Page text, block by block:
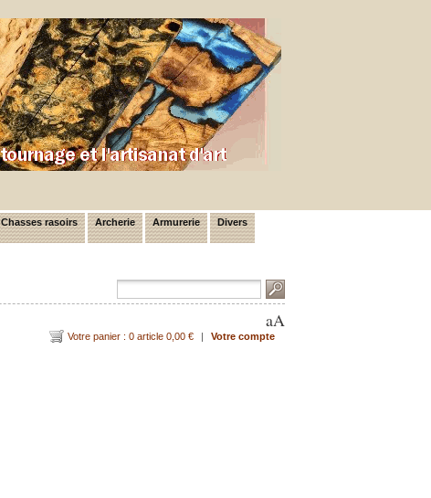
Chasses rasoirs Archerie Armurerie Divers
aA
Votre panier : 0 article 0,00 € | Votre compte